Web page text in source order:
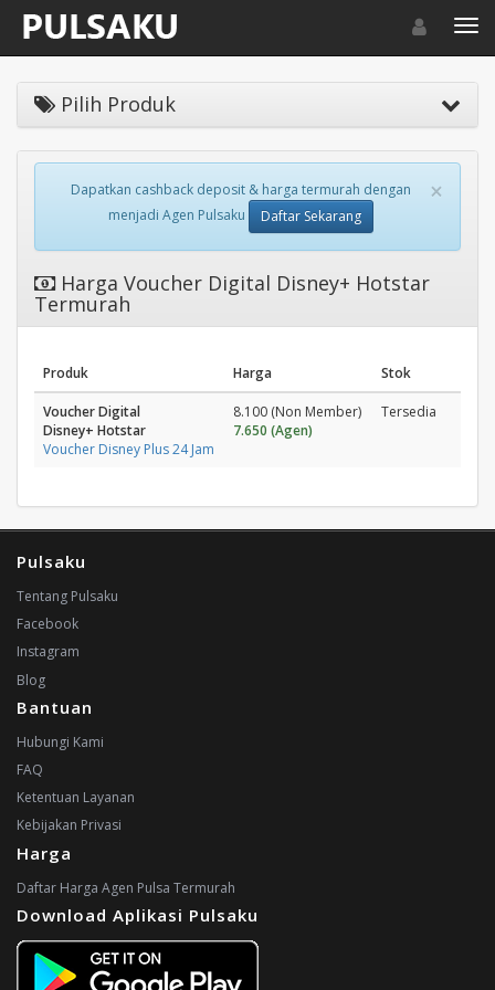
Toggle
Pilih Produk
×
Dapatkan cashback deposit & harga termurah dengan
menjadi Agen Pulsaku
Daftar Sekarang
Harga Voucher Digital Disney+ Hotstar
Termurah
Produk Harga Stok
Voucher Digital
Disney+ Hotstar
Voucher Disney Plus 24 Jam
8.100 (Non Member)
7.650 (Agen)
Tersedia
Pulsaku
Tentang Pulsaku
Facebook
Instagram
Blog
Bantuan
Hubungi Kami
FAQ
Ketentuan Layanan
Kebijakan Privasi
Harga
Daftar Harga Agen Pulsa Termurah
Download Aplikasi Pulsaku